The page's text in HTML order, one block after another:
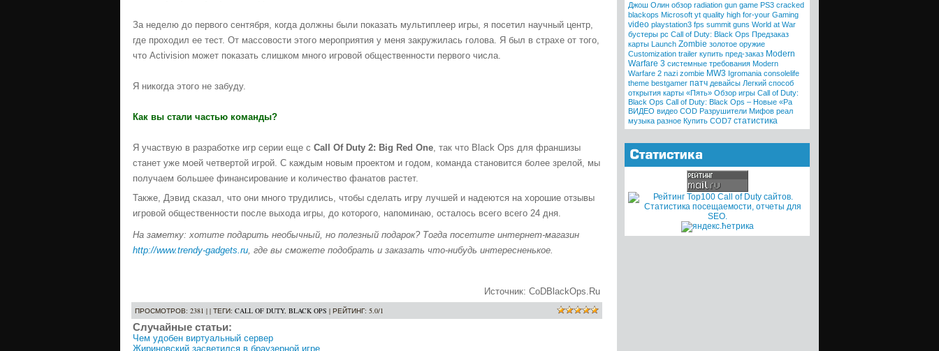
За неделю до первого сентября, когда должны были показать мультиплеер игры, я посетил научный центр,
где проходил ее тест. От массовости этого мероприятия у меня закружилась голова. Я был в страхе от того,
что Activision может показать слишком много игровой общественности первого числа.
Я никогда этого не забуду.
Как вы стали частью команды?
Я участвую в разработке игр серии еще с Call Of Duty 2: Big Red One, так что Black Ops для франшизы
станет уже моей четвертой игрой. С каждым новым проектом и годом, команда становится более зрелой, мы
получаем большее финансирование и количество фанатов растет.
Также, Дэвид сказал, что они много трудились, чтобы сделать игру лучшей и надеются на хорошие отзывы
игровой общественности после выхода игры, до которого, напоминаю, осталось всего всего 24 дня.
На заметку: хотите подарить необычный, но полезный подарок? Тогда посетите интернет-магазин
http://www.trendy-gadgets.ru, где вы сможете подобрать и заказать что-нибудь интересненькое.
Источник: CoDBlackOps.Ru
ПРОСМОТРОВ: 2381 | | ТЕГИ: CALL OF DUTY, BLACK OPS | РЕЙТИНГ: 5.0/1
Случайные статьи:
Чем удобен виртуальный сервер
Жириновский засветился в браузерной игре
Джош Олин обзор radiation gun game PS3 cracked
blackops Microsoft yt quality high for-your Gaming
video playstation3 fps summit guns World at War
бустеры pc Call of Duty: Black Ops Предзаказ
карты Launch Zombie золотое оружие
Customization trailer купить пред-заказ Modern
Warfare 3 системные требования Modern
Warfare 2 nazi zombie MW3 Igromania consolelife
theme bestgamer патч девайсы Легкий способ
открытия карты «Пять» Обзор игры Call of Duty:
Black Ops Call of Duty: Black Ops – Новые «Ра
ВИДЕО видео COD Разрушители Мифов реал
музыка разное Купить COD7 статистика